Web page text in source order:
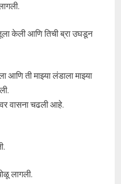
केली आणि तिची ब्रा उघडून
आणि ती माझ्या लंडाला माझ्या
वासना चढली आहे.
लागली.